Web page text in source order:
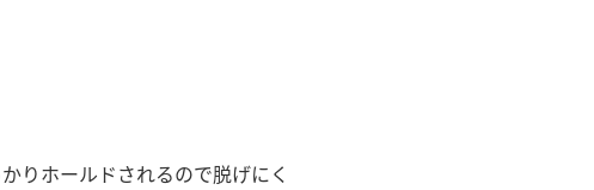
りホールドされるので脱げにく